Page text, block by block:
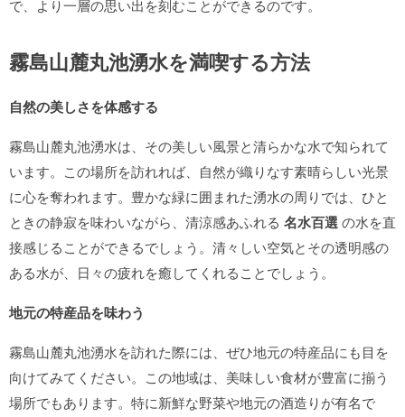
で、より一層の思い出を刻むことができるのです。
霧島山麓丸池湧水を満喫する方法
自然の美しさを体感する
霧島山麓丸池湧水は、その美しい風景と清らかな水で知られて
います。この場所を訪れれば、自然が織りなす素晴らしい光景
に心を奪われます。豊かな緑に囲まれた湧水の周りでは、ひと
ときの静寂を味わいながら、清涼感あふれる 名水百選の水を直
接感じることができるでしょう。清々しい空気とその透明感の
ある水が、日々の疲れを癒してくれることでしょう。
地元の特産品を味わう
霧島山麓丸池湧水を訪れた際には、ぜひ地元の特産品にも目を
向けてみてください。この地域は、美味しい食材が豊富に揃う
場所でもあります。特に新鮮な野菜や地元の酒造りが有名で